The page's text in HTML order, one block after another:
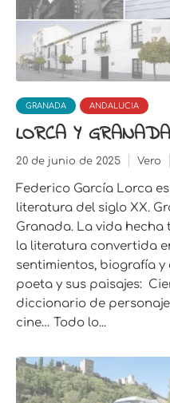
GRANADA ANDALUCIA
LORCA Y GRANADA
20 de junio de 2025 Vero
Federico García Lorca
literatura del siglo XX.
Granada. La vida hecha
la literatura convertida
sentimientos, biografía y
poeta y sus paisajes:
diccionario de
cine… Todo lo...